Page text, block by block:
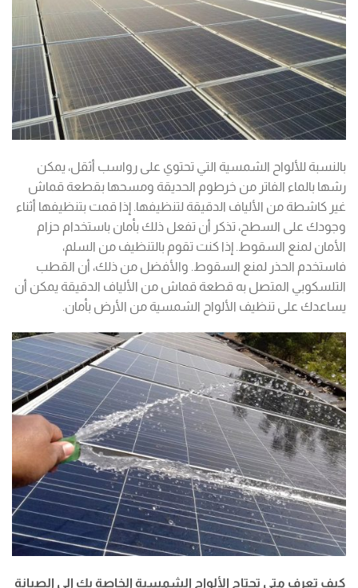
بالنسبة للألواح الشمسية التي تحتوي على رواسب أثقل، يمكن
رشها بالماء الفاتر من خرطوم الحديقة ومسحها بقطعة قماش
غير كاشطة من الألياف الدقيقة لتنظيفها. إذا قمت بتنظيفها أثناء
وجودك على السطح، تذكر أن تفعل ذلك بأمان باستخدام حزام
الأمان لمنع السقوط. إذا كنت تقوم بالتنظيف من السلم،
فاستخدم الحذر لمنع السقوط. والأفضل من ذلك، أن القطب
التلسكوبي المتصل به قطعة قماش من الألياف الدقيقة يمكن أن
يساعدك على تنظيف الألواح الشمسية من الأرض بأمان.
كيف تعرف متى تحتاج الألواح الشمسية الخاصة بك إلى الصيانة